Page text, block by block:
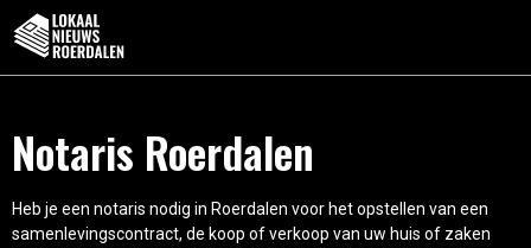
Notaris Roerdalen
Heb je een notaris nodig in Roerdalen voor het opstellen van een
samenlevingscontract, de koop of verkoop van uw huis of zaken